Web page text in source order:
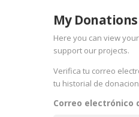
My Donations
Here you can view
support our projects.
Verifica tu correo
tu historial de
Correo electrónico